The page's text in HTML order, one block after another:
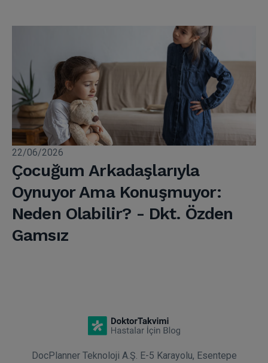
22/06/2026
Çocuğum Arkadaşlarıyla
Oynuyor Ama Konuşmuyor:
Neden Olabilir? - Dkt. Özden
Gamsız
DocPlanner Teknoloji A.Ş. E-5 Karayolu, Esentepe